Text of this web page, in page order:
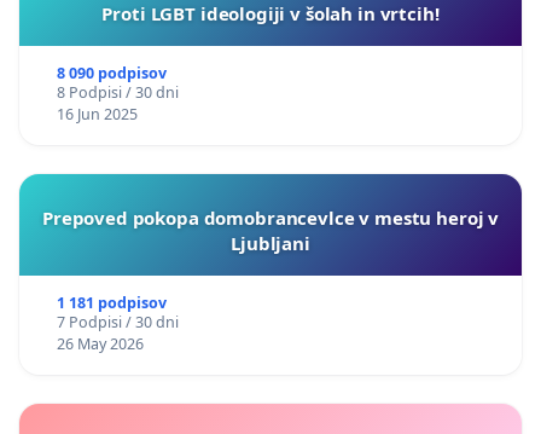
Proti LGBT ideologiji v šolah in vrtcih!
8 090 podpisov
8 Podpisi / 30 dni
16 Jun 2025
Prepoved pokopa domobrancevlce v mestu heroj v
Ljubljani
1 181 podpisov
7 Podpisi / 30 dni
26 May 2026